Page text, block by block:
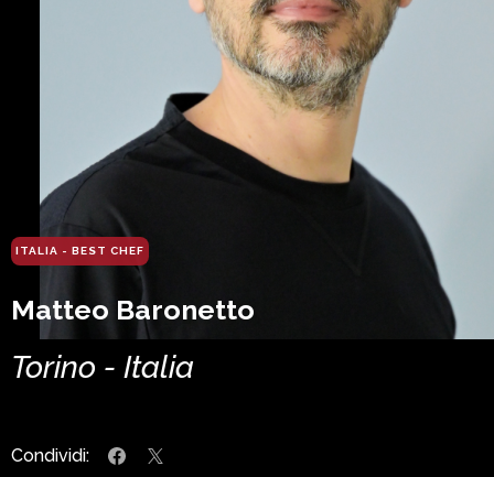
ITALIA - BEST CHEF
Matteo Baronetto
Torino - Italia
Condividi: